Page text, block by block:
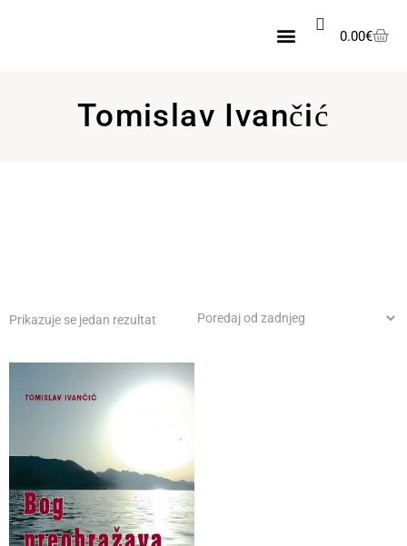
0.00€
Tomislav Ivančić
Prikazuje se jedan rezultat